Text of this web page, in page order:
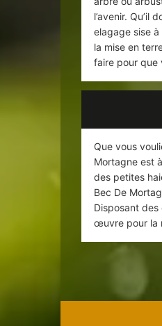
l’avenir. Qu’il
elagage sise
la mise en
faire pour que
Que vous
Mortagne est
des petites
Bec De
Disposant
œuvre pour la